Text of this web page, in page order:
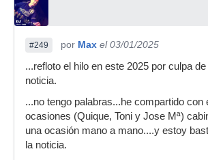
#249 por Max el 03/01/2025
...refloto el hilo en este 2025 por culpa
noticia.
...no tengo palabras...he compartido con
ocasiones (Quique, Toni y Jose Mª)
una ocasión mano a mano....y estoy
la noticia.